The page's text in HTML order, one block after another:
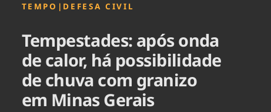
Agronegócios
Brasil
Brasil Mineral
Ciência & Tecnologia
TEMPO | DEFESA CIVIL
Tempestades: após onda
de calor, há possibilidade
de chuva com granizo
em Minas Gerais